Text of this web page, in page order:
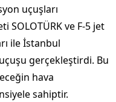
uçuşları
SOLOTÜRK ve F-5 jet
ile İstanbul
gerçekleştirdi. Bu
hava
sahiptir.